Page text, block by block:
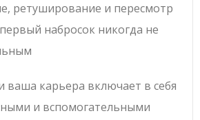
ретуширование и пересмотр
набросок никогда не
ваша карьера включает в себя
и вспомогательными